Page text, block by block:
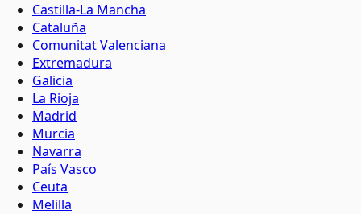
Castilla-La Mancha
Cataluña
Comunitat Valenciana
Extremadura
Galicia
La Rioja
Madrid
Murcia
Navarra
País Vasco
Ceuta
Melilla